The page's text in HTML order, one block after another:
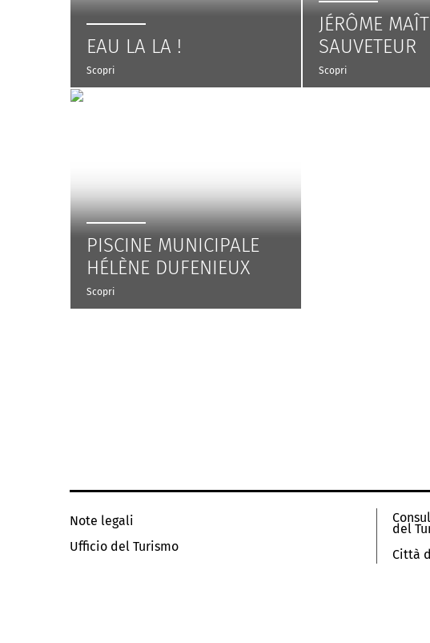
EAU LA LA !
Scopri
JÉRÔME
SAUVETEUR
Scopri
PISCINE MUNICIPALE
HÉLÈNE DUFENIEUX
Scopri
Note legali
Ufficio del Turismo
del
Città